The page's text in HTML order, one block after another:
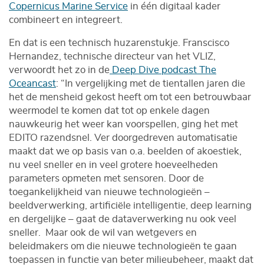
Copernicus Marine Service in één digitaal kader
combineert en integreert.
En dat is een technisch huzarenstukje. Franscisco
Hernandez, technische directeur van het VLIZ,
verwoordt het zo in de Deep Dive podcast The
Oceancast: “In vergelijking met de tientallen jaren die
het de mensheid gekost heeft om tot een betrouwbaar
weermodel te komen dat tot op enkele dagen
nauwkeurig het weer kan voorspellen, ging het met
EDITO razendsnel. Ver doorgedreven automatisatie
maakt dat we op basis van o.a. beelden of akoestiek,
nu veel sneller en in veel grotere hoeveelheden
parameters opmeten met sensoren. Door de
toegankelijkheid van nieuwe technologieën –
beeldverwerking, artificiële intelligentie, deep learning
en dergelijke – gaat de dataverwerking nu ook veel
sneller. Maar ook de wil van wetgevers en
beleidmakers om die nieuwe technologieën te gaan
toepassen in functie van beter milieubeheer, maakt dat